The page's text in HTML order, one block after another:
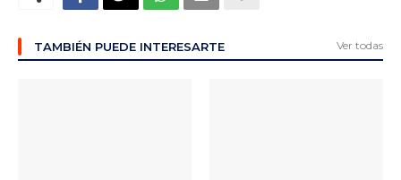
TAMBIÉN PUEDE INTERESARTE Ver todas